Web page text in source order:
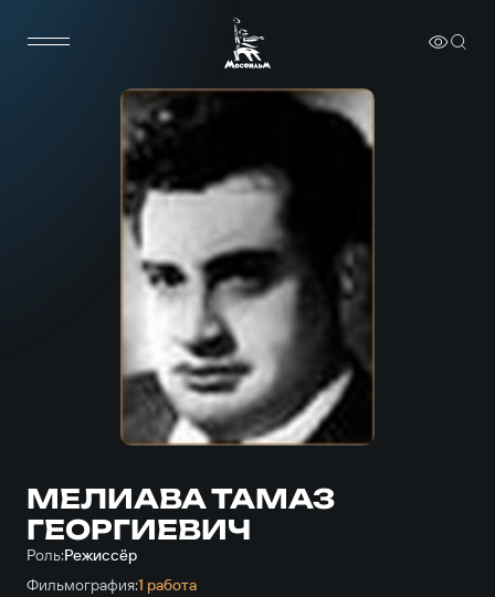
МЕЛИАВА ТАМАЗ
ГЕОРГИЕВИЧ
Роль:Режиссёр
Фильмография:1 работа